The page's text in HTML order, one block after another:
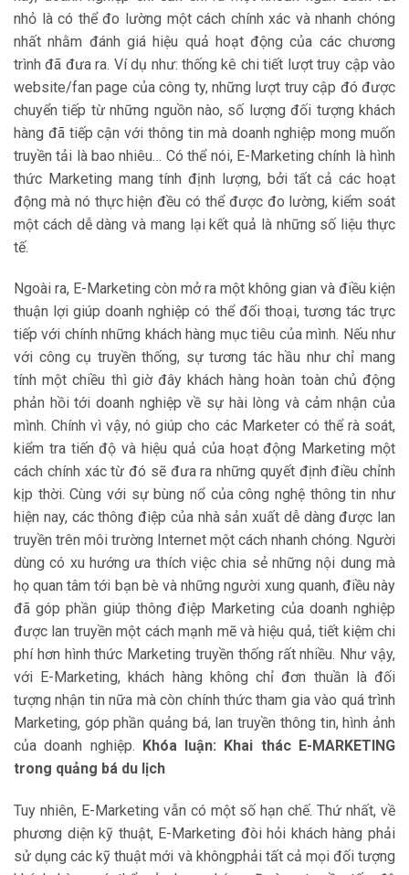
nhỏ là có thể đo lường một cách chính xác và nhanh chóng
nhất nhằm đánh giá hiệu quả hoạt động của các chương
trình đã đưa ra. Ví dụ như: thống kê chi tiết lượt truy cập vào
website/fan page của công ty, những lượt truy cập đó được
chuyển tiếp từ những nguồn nào, số lượng đối tượng khách
hàng đã tiếp cận với thông tin mà doanh nghiệp mong muốn
truyền tải là bao nhiêu… Có thể nói, E-Marketing chính là hình
thức Marketing mang tính định lượng, bởi tất cả các hoạt
động mà nó thực hiện đều có thể được đo lường, kiểm soát
một cách dễ dàng và mang lại kết quả là những số liệu thực
tế.
Ngoài ra, E-Marketing còn mở ra một không gian và điều kiện
thuận lợi giúp doanh nghiệp có thể đối thoại, tương tác trực
tiếp với chính những khách hàng mục tiêu của mình. Nếu như
với công cụ truyền thống, sự tương tác hầu như chỉ mang
tính một chiều thì giờ đây khách hàng hoàn toàn chủ động
phản hồi tới doanh nghiệp về sự hài lòng và cảm nhận của
mình. Chính vì vậy, nó giúp cho các Marketer có thể rà soát,
kiểm tra tiến độ và hiệu quả của hoạt động Marketing một
cách chính xác từ đó sẽ đưa ra những quyết định điều chỉnh
kịp thời. Cùng với sự bùng nổ của công nghệ thông tin như
hiện nay, các thông điệp của nhà sản xuất dễ dàng được lan
truyền trên môi trường Internet một cách nhanh chóng. Người
dùng có xu hướng ưa thích việc chia sẻ những nội dung mà
họ quan tâm tới bạn bè và những người xung quanh, điều này
đã góp phần giúp thông điệp Marketing của doanh nghiệp
được lan truyền một cách mạnh mẽ và hiệu quả, tiết kiệm chi
phí hơn hình thức Marketing truyền thống rất nhiều. Như vậy,
với E-Marketing, khách hàng không chỉ đơn thuần là đối
tượng nhận tin nữa mà còn chính thức tham gia vào quá trình
Marketing, góp phần quảng bá, lan truyền thông tin, hình ảnh
của doanh nghiệp.
Khóa luận: Khai thác E-MARKETING
trong quảng bá du lịch
Tuy nhiên, E-Marketing vẫn có một số hạn chế. Thứ nhất, về
phương diện kỹ thuật, E-Marketing đòi hỏi khách hàng phải
sử dụng các kỹ thuật mới và khôngphải tất cả mọi đối tượng